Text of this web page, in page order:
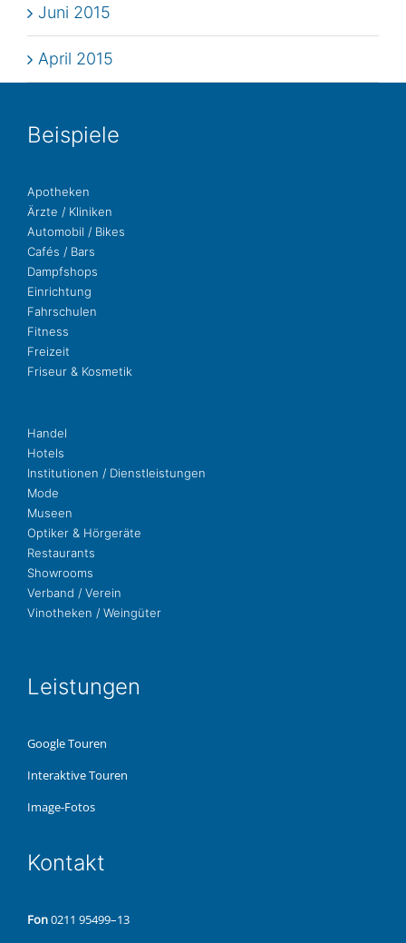
Juni 2015
April 2015
Bei­spie­le
Apo­the­ken
Ärzte / Kliniken
Auto­mo­bil / Bikes
Cafés / Bars
Dampf­shops
Ein­rich­tung
Fahr­schu­len
Fit­ness
Freizeit
Fri­seur & Kosmetik
Handel
Hotels
Insti­tu­tio­nen / Dienstleistungen
Mode
Museen
Opti­ker & Hörgeräte
Restau­rants
Show­rooms
Ver­band / Verein
Vino­the­ken / Weingüter
Leis­tun­gen
Google Touren
Inter­ak­ti­ve Touren
Image-Fotos
Kon­takt
Fon0211 95499–13